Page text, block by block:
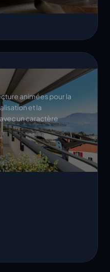
animées pour la
et la
un caractère